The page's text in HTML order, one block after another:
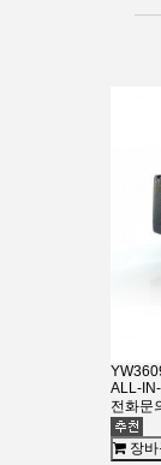
ALL-
전화문
장바